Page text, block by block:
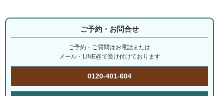
ご予約・お問合せ
ご予約・ご質問はお電話または
メール・LINE@で受け付けております
0120-401-604